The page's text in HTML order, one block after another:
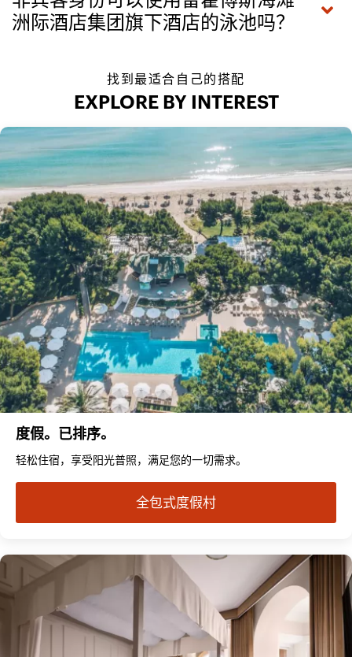
洲际酒店集团旗下酒店的泳池吗？
找到最适合自己的搭配
EXPLORE BY INTEREST
度假。已排序。
轻松住宿，享受阳光普照，满足您的一切需求。
全包式度假村